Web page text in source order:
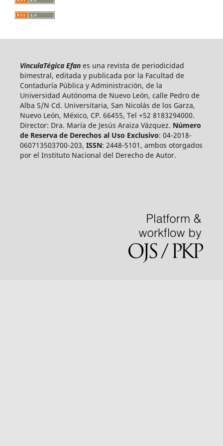
VinculaTégica Efanes una revista de periodicidad
bimestral, editada y publicada por la Facultad de
Contaduría Pública y Administración, de la
Universidad Autónoma de Nuevo León, calle Pedro de
Alba S/N Cd. Universitaria, San Nicolás de los Garza,
Nuevo León, México, CP. 66455, Tel +52 8183294000.
Director: Dra. María de Jesús Araiza Vázquez. Número
de Reserva de Derechos al Uso Exclusivo: 04-2018-
060713503700-203, ISSN: 2448-5101, ambos otorgados
por el Instituto Nacional del Derecho de Autor.